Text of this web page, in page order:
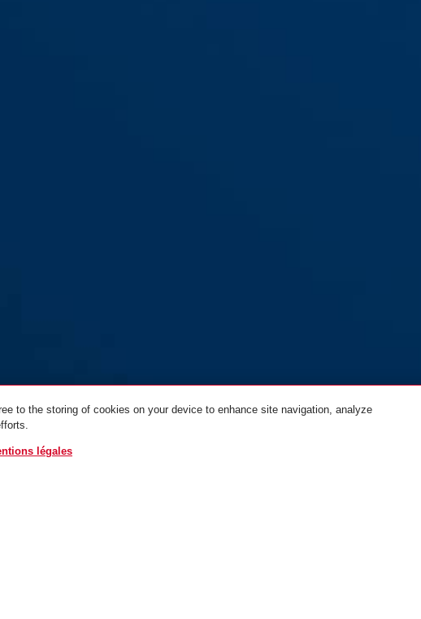
to the storing of cookies on your device to enhance site navigation, analyze
légales